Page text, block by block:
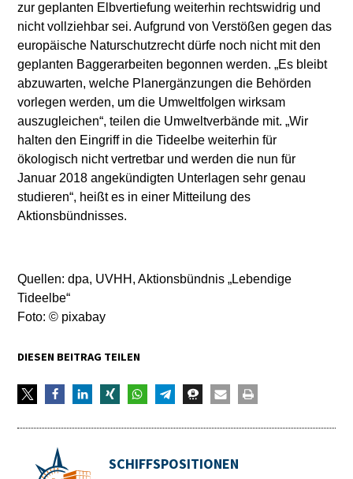
zur geplanten Elbvertiefung weiterhin rechtswidrig und
nicht vollziehbar sei. Aufgrund von Verstößen gegen das
europäische Naturschutzrecht dürfe noch nicht mit den
geplanten Baggerarbeiten begonnen werden. „Es bleibt
abzuwarten, welche Planergänzungen die Behörden
vorlegen werden, um die Umweltfolgen wirksam
auszugleichen“, teilen die Umweltverbände mit. „Wir
halten den Eingriff in die Tideelbe weiterhin für
ökologisch nicht vertretbar und werden die nun für
Januar 2018 angekündigten Unterlagen sehr genau
studieren“, heißt es in einer Mitteilung des
Aktionsbündnisses.
Quellen: dpa, UVHH, Aktionsbündnis „Lebendige
Tideelbe“
Foto: © pixabay
DIESEN BEITRAG TEILEN
SCHIFFSPOSITIONEN